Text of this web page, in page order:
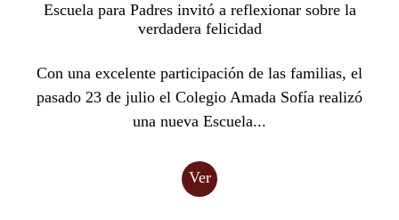
Escuela para Padres invitó a reflexionar sobre la
verdadera felicidad
Con una excelente participación de las familias, el
pasado 23 de julio el Colegio Amada Sofía realizó
una nueva Escuela...
Ver